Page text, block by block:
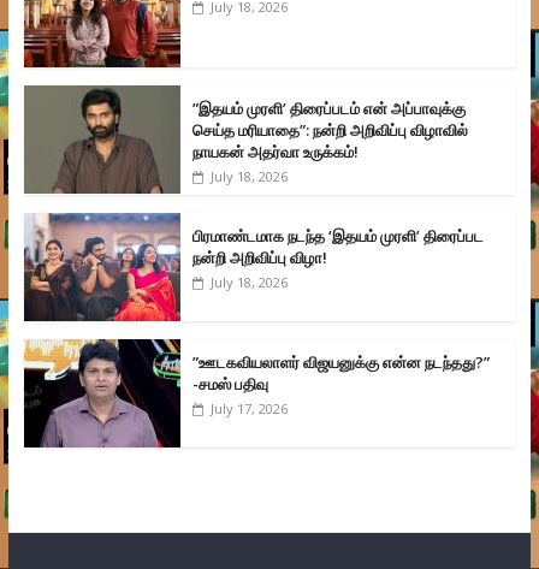
July 18, 2026
”இதயம் முரளி’ திரைப்படம் என் அப்பாவுக்கு
செய்த மரியாதை”: நன்றி அறிவிப்பு விழாவில்
நாயகன் அதர்வா உருக்கம்!
July 18, 2026
பிரமாண்டமாக நடந்த ‘இதயம் முரளி’ திரைப்பட
நன்றி அறிவிப்பு விழா!
July 18, 2026
”ஊடகவியலாளர் விஜயனுக்கு என்ன நடந்தது?”
-சமஸ் பதிவு
July 17, 2026